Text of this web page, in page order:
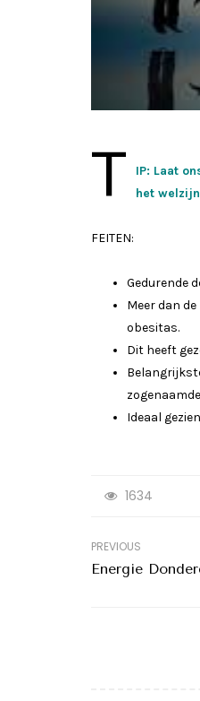
T
IP: Laat
het
FEITEN:
Gedurende
Meer dan
obesitas.
Dit heeft
Ideaal
1634
PREVIOUS
Energie